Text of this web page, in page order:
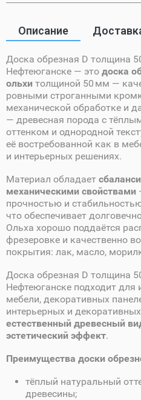
Описание
Доска обрезная D толщина
Нефтеюганске — это доска
ольхи толщиной 50 мм —
ровными строганными
механической обработке и
— древесная порода с
оттенком и однородной
её востребованной как в
и интерьерных решениях.
Материал обладает
механическими свойствами
прочностью и
что обеспечивает
Ольха хорошо поддаётся
фрезеровке и качественно
покрытия: лак, масло,
Доска обрезная D толщина
Нефтеюганске подходит для
мебели, декоративных
интерьерных и
естественный древесный
эстетический эффект.
Преимущества доски
тёплый натуральный
древесины;